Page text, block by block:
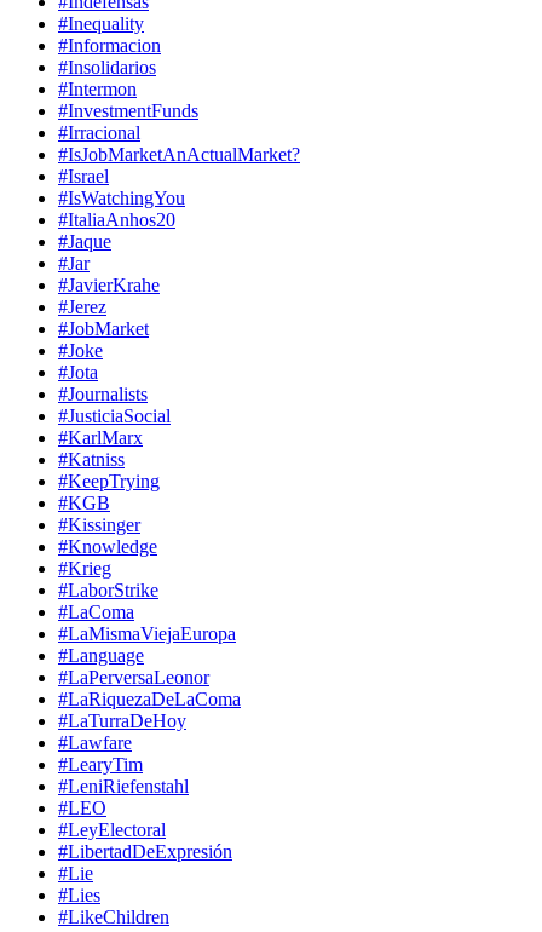
#Inequality
#Informacion
#Insolidarios
#Intermon
#InvestmentFunds
#Irracional
#IsJobMarketAnActualMarket?
#Israel
#IsWatchingYou
#ItaliaAnhos20
#Jaque
#Jar
#JavierKrahe
#Jerez
#JobMarket
#Joke
#Jota
#Journalists
#JusticiaSocial
#KarlMarx
#Katniss
#KeepTrying
#KGB
#Kissinger
#Knowledge
#Krieg
#LaborStrike
#LaComa
#LaMismaViejaEuropa
#Language
#LaPerversaLeonor
#LaRiquezaDeLaComa
#LaTurraDeHoy
#Lawfare
#LearyTim
#LeniRiefenstahl
#LEO
#LeyElectoral
#LibertadDeExpresión
#Lie
#Lies
#LikeChildren